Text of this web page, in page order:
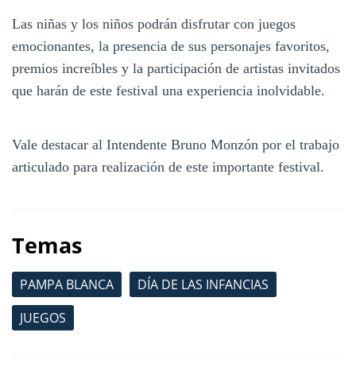
Las niñas y los niños podrán disfrutar con juegos
emocionantes, la presencia de sus personajes favoritos,
premios increíbles y la participación de artistas invitados
que harán de este festival una experiencia inolvidable.
Vale destacar al Intendente Bruno Monzón por el trabajo
articulado para realización de este importante festival.
Temas
PAMPA BLANCA
DÍA DE LAS INFANCIAS
JUEGOS